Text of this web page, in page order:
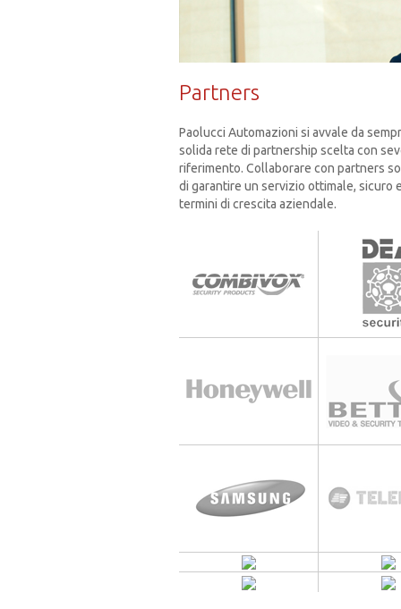
Partners
Paolucci Automazioni si avvale da
solida rete di partnership scelta con
riferimento. Collaborare con partners
di garantire un servizio ottimale, sicuro
termini di crescita aziendale.